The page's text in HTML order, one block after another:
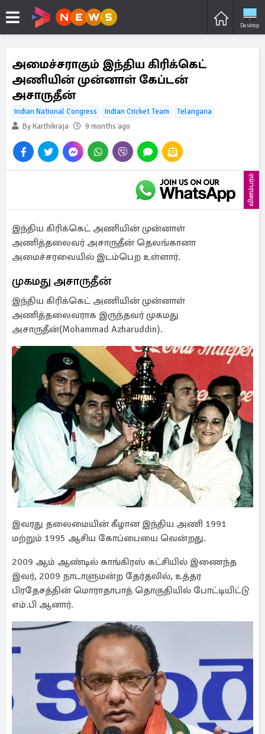
Desktop
அமைச்சராகும் இந்திய கிரிக்கெட்
அணியின் முன்னாள் கேப்டன்
அசாருதீன்
Indian National Congress Indian Cricket Team
Telangana
By Karthikraja
9 months ago
விளம்பரம்
இந்திய கிரிக்கெட் அணியின் முன்னாள்
அணித்தலைவர் அசாருதீன் தெலங்கானா
அமைச்சரவையில் இடம்பெற உள்ளார்.
முகமது அசாருதீன்
இந்திய கிரிக்கெட் அணியின் முன்னாள்
அணித்தலைவராக இருந்தவர் முகமது
அசாருதீன்(Mohammad Azharuddin).
இவரது தலைமையின் கீழான இந்திய அணி 1991
மற்றும் 1995 ஆசிய கோப்பையை வென்றது.
2009 ஆம் ஆண்டில் காங்கிரஸ் கட்சியில் இணைந்த
இவர், 2009 நாடாளுமன்ற தேர்தலில், உத்தர
பிரதேசத்தின் மொராதாபாத் தொகுதியில் போட்டியிட்டு
எம்.பி ஆனார்.